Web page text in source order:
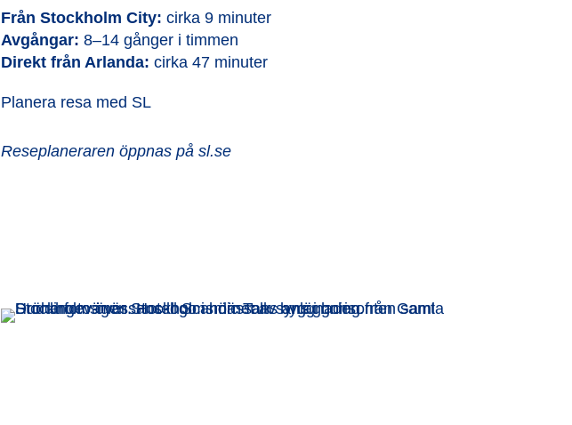
Från Stockholm City: cirka 9 minuter
Avgångar: 8–14 gånger i timmen
Direkt från Arlanda: cirka 47 minuter
Planera resa med SL
Reseplaneraren öppnas på sl.se